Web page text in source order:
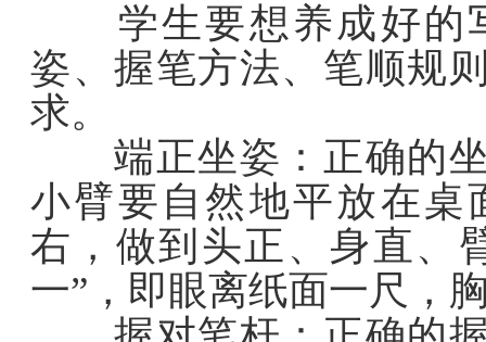
学生要想养成好的
姿、握笔方法、笔顺规
求。
端正坐姿：正确的坐
小臂要自然地平放在桌
右，做到头正、身直、
一”，即眼离纸面一尺，